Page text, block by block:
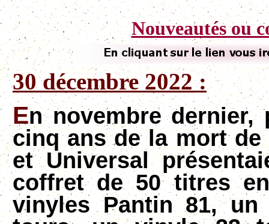
Nouveautés ou
30 décembre 2022 :
En novembre dernier,
cinq ans de la mort de
et Universal
coffret de 50 titres
vinyles Pantin 81,